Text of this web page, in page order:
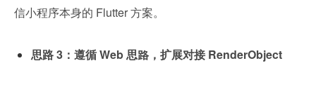
信小程序本身的 Flutter 方案。
思路 3：遵循 Web 思路，扩展对接 RenderObject